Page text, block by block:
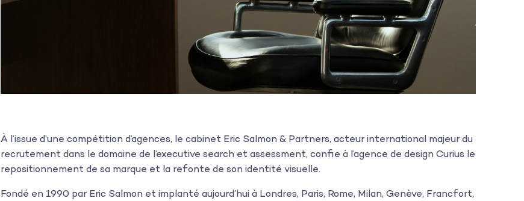
À l’issue d’une compétition d’agences, le cabinet Eric Salmon & Partners, acteur international majeur du
recrutement dans le domaine de l’executive search et assessment, confie à l’agence de design Curius le
repositionnement de sa marque et la refonte de son identité visuelle.
Fondé en 1990 par Eric Salmon et implanté aujourd’hui à Londres, Paris, Rome, Milan, Genève, Francfort,